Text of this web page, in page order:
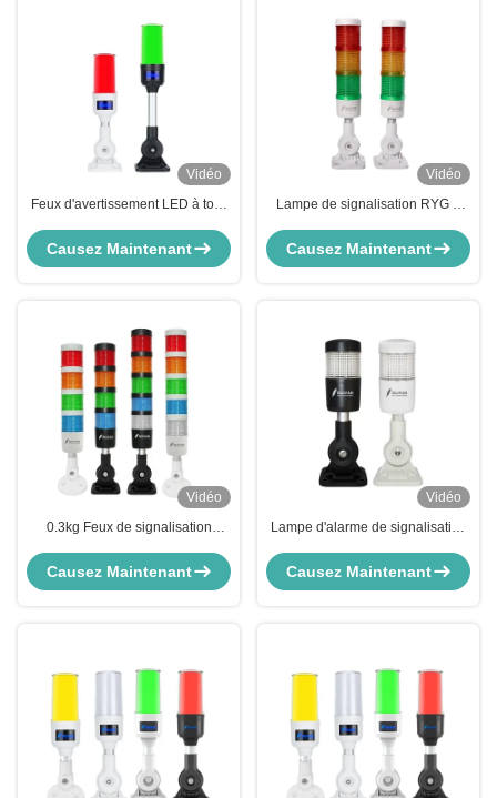
Vidéo
Feux d'avertissement LED à tour
multiples avec son, protection
IP54
Causez Maintenant
Vidéo
Lampe de signalisation RYG à
pour indicateur d'équipement
Causez Maintenant
Vidéo
0.3kg Feux de signalisation
buzzer intégré, clignotants, sans
variateur et support
Causez Maintenant
Vidéo
Lampe d'alarme de signalisation
machine à 4 couches Efficacité
lumineuse 70000 heures
Causez Maintenant